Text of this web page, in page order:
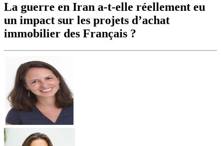
La guerre en Iran a-t-elle réellement eu
un impact sur les projets d’achat
immobilier des Français ?